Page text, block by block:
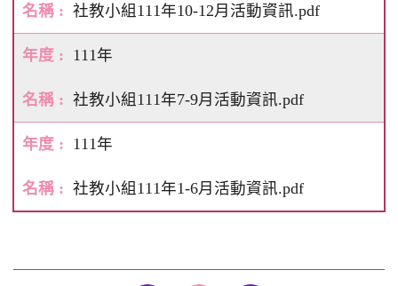
社教小組111年10-12月活動資訊.pdf
111年
社教小組111年7-9月活動資訊.pdf
111年
社教小組111年1-6月活動資訊.pdf